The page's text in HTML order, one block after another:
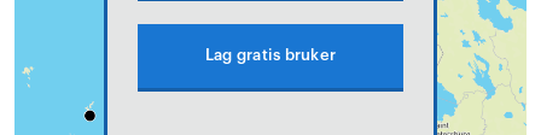
Lag gratis bruker